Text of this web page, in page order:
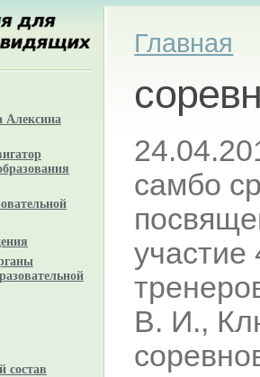
Алексина
состав
Вы здесь
Главная
самбо
участие
В. И.,